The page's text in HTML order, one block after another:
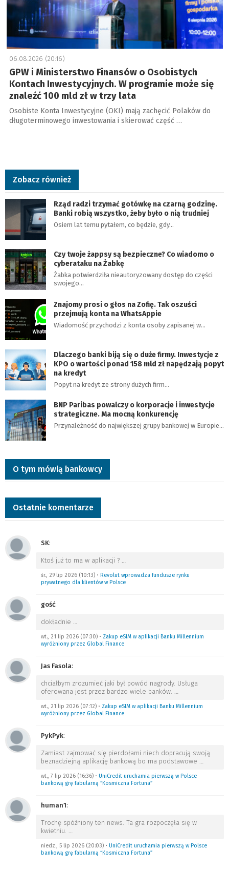
06.08.2026 (20:16)
GPW i Ministerstwo Finansów o Osobistych
Kontach Inwestycyjnych. W programie może się
znaleźć 100 mld zł w trzy lata
Osobiste Konta Inwestycyjne (OKI) mają zachęcić Polaków do
długoterminowego inwestowania i skierować część …
Zobacz również
Rząd radzi trzymać gotówkę na czarną godzinę.
Banki robią wszystko, żeby było o nią trudniej
Osiem lat temu pytałem, co będzie, gdy…
Czy twoje żappsy są bezpieczne? Co wiadomo o
cyberataku na Żabkę
Żabka potwierdziła nieautoryzowany dostęp do części
swojego…
Znajomy prosi o głos na Zofię. Tak oszuści
przejmują konta na WhatsAppie
Wiadomość przychodzi z konta osoby zapisanej w…
Dlaczego banki biją się o duże firmy. Inwestycje z
KPO o wartości ponad 158 mld zł napędzają popyt
na kredyt
Popyt na kredyt ze strony dużych firm…
BNP Paribas powalczy o korporacje i inwestycje
strategiczne. Ma mocną konkurencję
Przynależność do największej grupy bankowej w Europie…
O tym mówią bankowcy
Ostatnie komentarze
SK:
Ktoś już to ma w aplikacji ? …
śr., 29 lip 2026 (10:13) • Revolut wprowadza fundusze rynku
prywatnego dla klientów w Polsce
gość:
dokładnie …
wt., 21 lip 2026 (07:30) • Zakup eSIM w aplikacji Banku Millennium
wyróżniony przez Global Finance
Jas Fasola:
chciałbym zrozumieć jaki był powód nagrody. Usługa
oferowana jest przez bardzo wiele banków. …
wt., 21 lip 2026 (07:12) • Zakup eSIM w aplikacji Banku Millennium
wyróżniony przez Global Finance
PykPyk:
Zamiast zajmować się pierdołami niech dopracują swoją
beznadziejną aplikację bankową bo ma podstawowe …
wt., 7 lip 2026 (16:36) • UniCredit uruchamia pierwszą w Polsce
bankową grę fabularną “Kosmiczna Fortuna”
human1:
Trochę spóźniony ten news. Ta gra rozpoczęła się w
kwietniu. …
niedz., 5 lip 2026 (20:03) • UniCredit uruchamia pierwszą w Polsce
bankową grę fabularną “Kosmiczna Fortuna”